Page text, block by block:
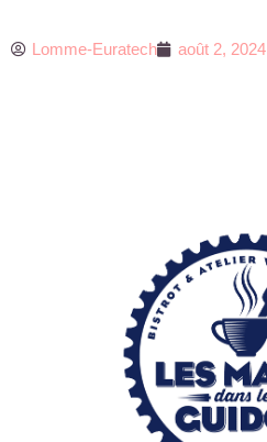
Lomme-Euratech août 2, 2024